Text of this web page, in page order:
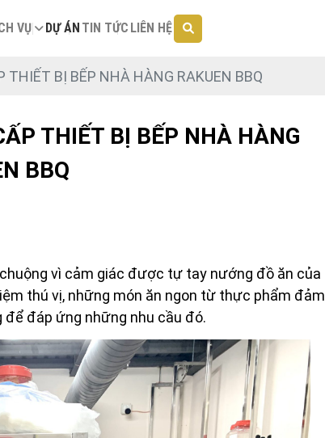
VỤ DỰ ÁN TIN TỨC LIÊN HỆ
THIẾT BỊ BẾP NHÀ HÀNG RAKUEN BBQ
THIẾT BỊ BẾP NHÀ HÀNG
BBQ
vì cảm giác được tự tay nướng đồ ăn của
thú vị, những món ăn ngon từ thực phẩm đảm
để đáp ứng những nhu cầu đó.